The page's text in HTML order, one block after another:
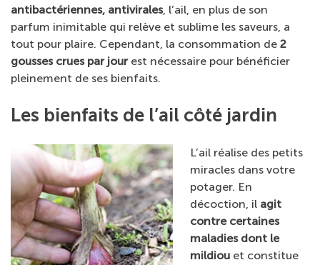
antibactériennes, antivirales, l’ail, en plus de son
parfum inimitable qui relève et sublime les saveurs, a
tout pour plaire. Cependant, la consommation de 2
gousses crues par jourest nécessaire pour bénéficier
pleinement de ses bienfaits.
Les bienfaits de l’ail côté jardin
L’ail réalise des petits
miracles dans votre
potager. En
décoction, il agit
contre certaines
maladies dont le
mildiou et constitue